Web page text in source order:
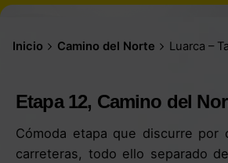
Inicio Camino del Norte Luarca –
Etapa 12, Camino del
Cómoda etapa que discurre por
carreteras, todo ello separado